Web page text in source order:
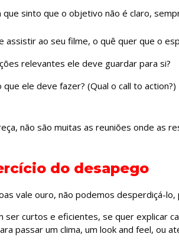
sinto que o objetivo não é claro,
assistir ao seu filme, o quê quer que o
relevantes ele deve guardar para si?
que ele deve fazer? (Qual o call to action?)
não são muitas as reuniões onde as
do desapego
vale ouro, não podemos desperdiçá-
ser curtos e eficientes, se quer explicar
passar um clima, um look and feel, ou